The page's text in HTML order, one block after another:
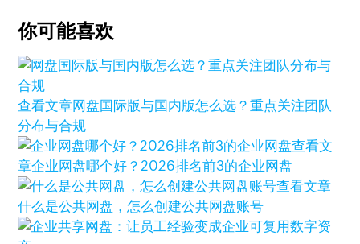
你可能喜欢
查看文章网盘国际版与国内版怎么选？重点关注团队
分布与合规
查看文
章企业网盘哪个好？2026排名前3的企业网盘
查看文章
什么是公共网盘，怎么创建公共网盘账号